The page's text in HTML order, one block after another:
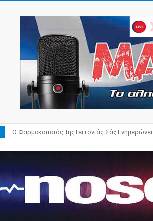
Ο Φαρμακοποιός Της Γειτονιάς Σάς Ενημερώνει